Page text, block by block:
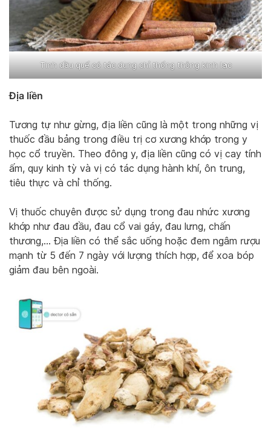
Tinh dầu quế có tác dụng chỉ thống thông kinh lạc
Địa liền
Tương tự như gừng, địa liền cũng là một trong những vị
thuốc đầu bảng trong điều trị cơ xương khớp trong y
học cổ truyền. Theo đông y, địa liền cũng có vị cay tính
ấm, quy kinh tỳ và vị có tác dụng hành khí, ôn trung,
tiêu thực và chỉ thống.
Vị thuốc chuyên được sử dụng trong đau nhức xương
khớp như đau đầu, đau cổ vai gáy, đau lưng, chấn
thương,… Địa liền có thể sắc uống hoặc đem ngâm rượu
mạnh từ 5 đến 7 ngày với lượng thích hợp, để xoa bóp
giảm đau bên ngoài.